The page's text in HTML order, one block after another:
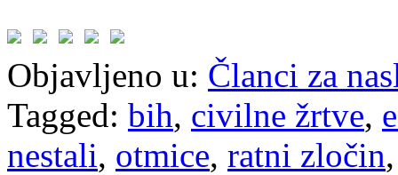
Objavljeno u: Članci za
Tagged: bih, civilne žrtve,
nestali, otmice, ratni zločin